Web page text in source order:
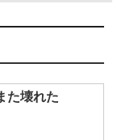
た壊れた